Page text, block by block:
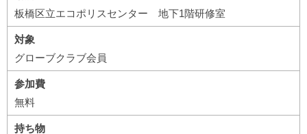
板橋区立エコポリスセンター 地下1階研修室
対象
グローブクラブ会員
参加費
無料
持ち物